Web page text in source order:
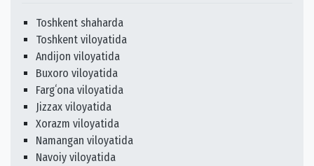
Toshkent shaharda
Toshkent viloyatida
Andijon viloyatida
Buxoro viloyatida
Fargʻona viloyatida
Jizzax viloyatida
Xorazm viloyatida
Namangan viloyatida
Navoiy viloyatida